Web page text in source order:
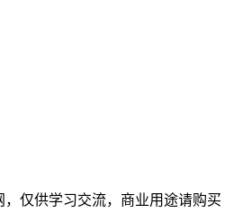
仅供学习交流，商业用途请购买